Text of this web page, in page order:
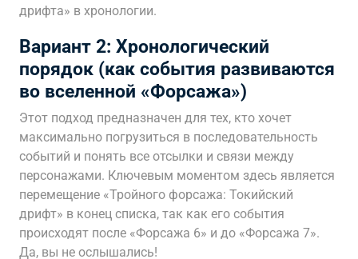
дрифта» в хронологии.
Вариант 2: Хронологический
порядок (как события развиваются
во вселенной «Форсажа»)
Этот подход предназначен для тех, кто хочет
максимально погрузиться в последовательность
событий и понять все отсылки и связи между
персонажами. Ключевым моментом здесь является
перемещение «Тройного форсажа: Токийский
дрифт» в конец списка, так как его события
происходят после «Форсажа 6» и до «Форсажа 7».
Да, вы не ослышались!